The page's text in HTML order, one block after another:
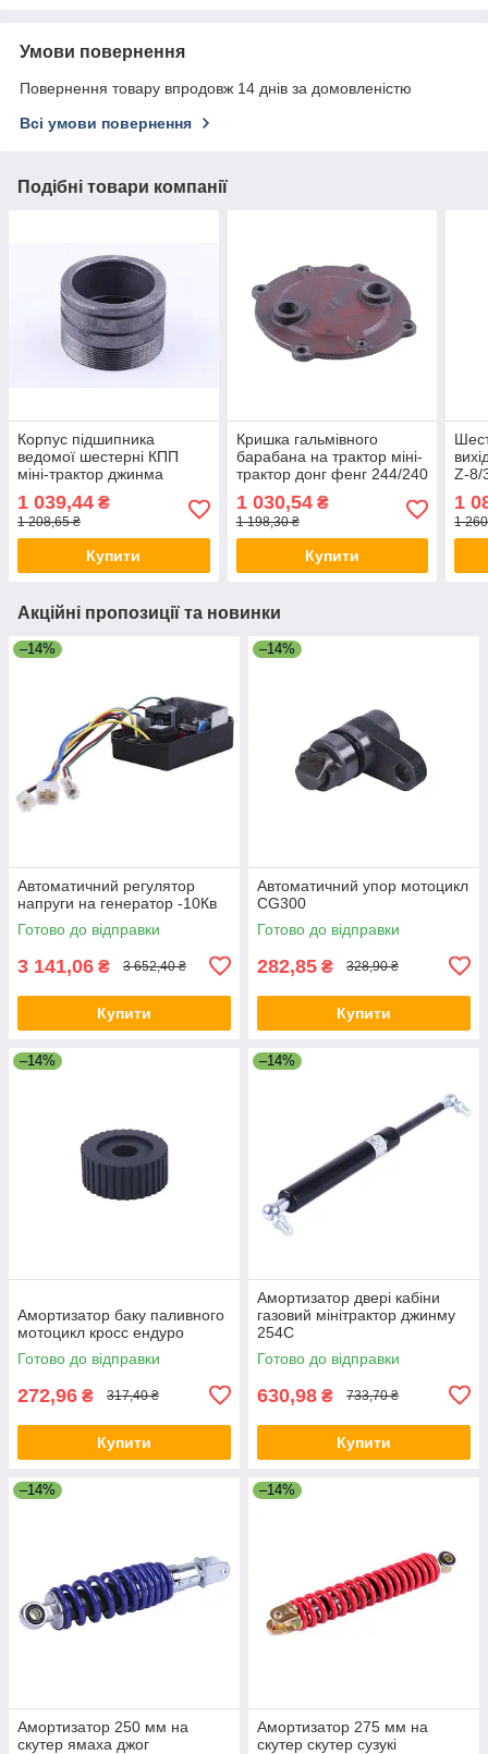
Умови повернення
Повернення товару впродовж 14 днів за домовленістю
Всі умови повернення
Подібні товари компанії
Корпус підшипника
ведомої шестерні КПП
міні-трактор джинма
1 039,44 ₴
1 208,65 ₴
Купити
Кришка гальмівного
барабана на трактор міні-
трактор донг фенг 244/240
1 030,54₴
1 198,30 ₴
Купити
Z-8/
1
1
Акційні пропозиції та новинки
–14%
Автоматичний регулятор
напруги на генератор -10Кв
Готово до відправки
3 141,06 ₴ 3 652,40 ₴
Купити
–14%
Автоматичний упор мотоцикл
CG300
Готово до відправки
282,85 ₴ 328,90 ₴
Купити
–14%
Амортизатор баку паливного
мотоцикл кросс ендуро
Готово до відправки
272,96 ₴ 317,40 ₴
Купити
–14%
Амортизатор двері кабіни
газовий мінітрактор джинму
254C
Готово до відправки
630,98 ₴ 733,70 ₴
Купити
–14%
Амортизатор 250 мм на
скутер ямаха джог
–14%
Амортизатор 275 мм на
скутер скутер сузукі